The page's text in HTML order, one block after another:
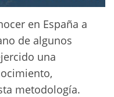
en España a
de algunos
una
metodología.